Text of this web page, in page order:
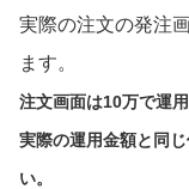
実際の注文の発注
ます。
注文画面は10万で運
実際の運用金額と同
い。